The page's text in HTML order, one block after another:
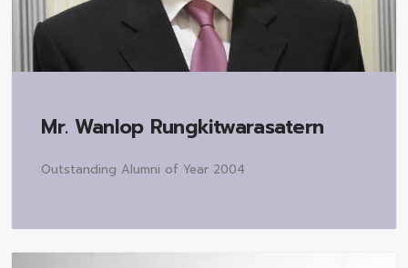
Mr. Wanlop Rungkitwarasatern
Outstanding Alumni of Year 2004